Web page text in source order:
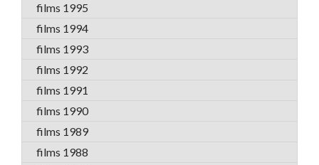
films 1995
films 1994
films 1993
films 1992
films 1991
films 1990
films 1989
films 1988